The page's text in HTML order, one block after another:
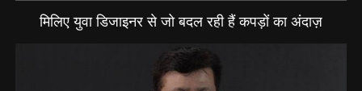
मिलिए युवा डिजाइनर से जो बदल रही हैं कपड़ों का अंदाज़